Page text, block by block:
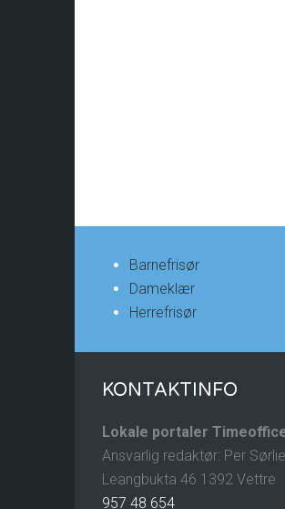
Barnefrisør
Dameklær
Herrefrisør
KONTAKTINFO
Lokale portaler
Ansvarlig redaktør: Per Sørlie
Leangbukta 46 1392 Vettre
957 48 654